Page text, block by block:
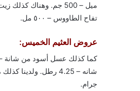
تفاح الطاووس – ٥٠٠ مل.
عروض العثيم الخميس:
جرام.